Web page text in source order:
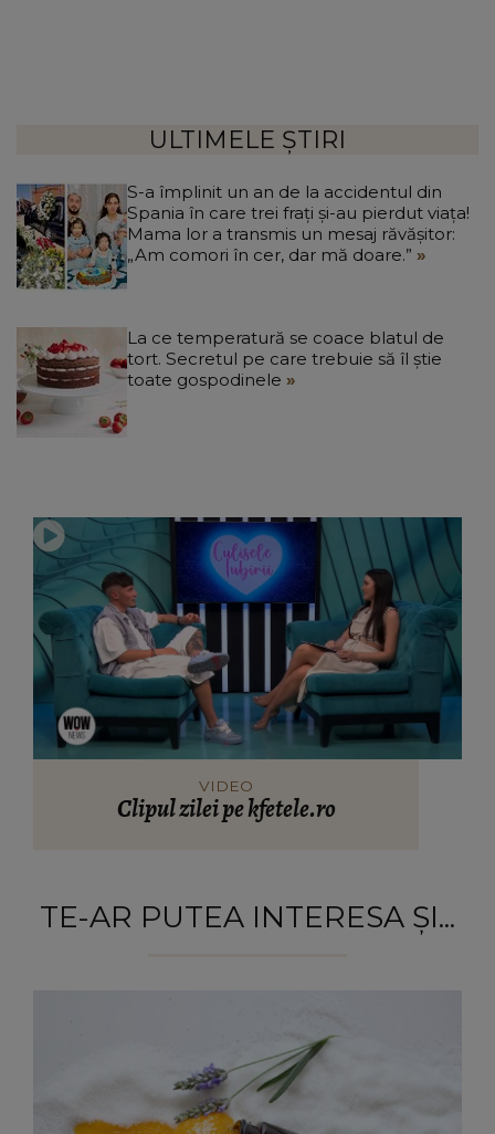
ULTIMELE ȘTIRI
S-a împlinit un an de la accidentul din
Spania în care trei frați și-au pierdut viața!
Mama lor a transmis un mesaj răvășitor:
„Am comori în cer, dar mă doare.”
La ce temperatură se coace blatul de
tort. Secretul pe care trebuie să îl știe
toate gospodinele
VIDEO
Clipul zilei pe kfetele.ro
TE-AR PUTEA INTERESA ȘI...